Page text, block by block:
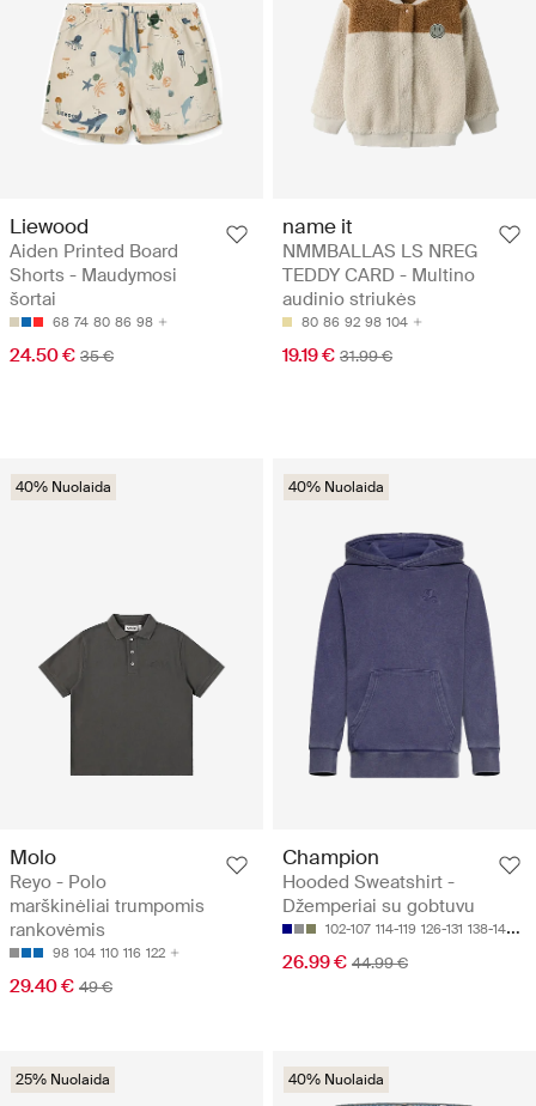
Liewood
Aiden Printed Board
Shorts - Maudymosi
šortai
68 74 80 86 98
24.50 € 35 €
name it
NMMBALLAS LS NREG
TEDDY CARD - Multino
audinio striukės
80 86 92 98 104
19.19 € 31.99 €
40% Nuolaida
Molo
Reyo - Polo
marškinėliai trumpomis
rankovėmis
98 104 110 116 122
29.40 € 49 €
40% Nuolaida
Champion
Hooded Sweatshirt -
Džemperiai su gobtuvu
102-107 114-119 126-131 138-143
26.99 € 44.99 €
25% Nuolaida 40% Nuolaida